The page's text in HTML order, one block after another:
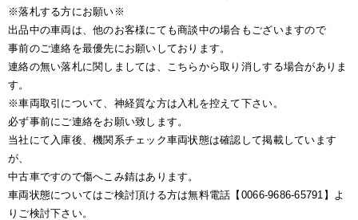
※落札する方にお願い※
出品中の車両は、他のお客様にても商談中の場合もございますので
事前のご連絡を最優先にお願いしております。
連絡の無い落札に関しましては、こちらから取り消しする場合がありま
す。
※車両取引について、神経質な方は入札を控えて下さい。
必ず事前にご連絡をお願い致します。
当社にて入庫後、機関系チェック車両状態は確認して掲載しています
が、
中古車ですので傷へこみ錆はあります。
車両状態についてはご検討頂ける方は無料電話【0066-9686-65791】よ
りご検討下さい。